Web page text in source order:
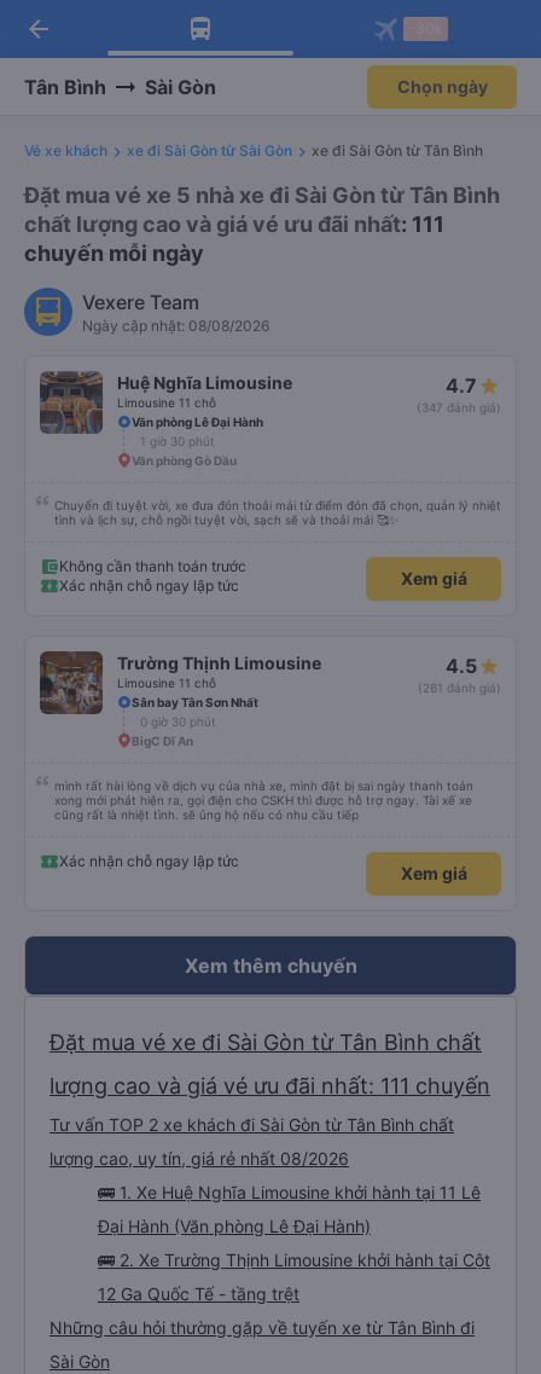
Tải app Vexere ngay!
Nhận ưu đãi thành viên độc
Mở app
Tải app Vexere
-30k/ghế khi đặt vé máy bay qua
Mở app
arrow_back
Tân Bình Sài Gòn Chọn ngày
Vé xe khách xe đi Sài Gòn từ Sài Gòn xe đi Sài Gòn từ Tân Bình
Đặt mua vé xe 5 nhà xe đi Sài Gòn từ Tân Bình
chất lượng cao và giá vé ưu đãi nhất: 111
chuyến mỗi ngày
Vexere Team
Ngày cập nhật: 08/08/2026
Huệ Nghĩa Limousine
Limousine 11 chỗ
4.7
(347 đánh giá)
Văn phòng Lê Đại Hành
1 giờ 30 phút
Văn phòng Gò Dầu
Chuyến đi tuyệt vời, xe đưa đón thoải mái từ điểm đón đã chọn, quản lý nhiệt
tình và lịch sự, chỗ ngồi tuyệt vời, sạch sẽ và thoải mái 🥰✨
Không cần thanh toán trước
Xác nhận chỗ ngay lập tức
Xem giá
Trường Thịnh Limousine
Limousine 11 chỗ
4.5
(261 đánh giá)
Sân bay Tân Sơn Nhất
0 giờ 30 phút
BigC Dĩ An
mình rất hài lòng về dịch vụ của nhà xe, mình đặt bị sai ngày thanh toán
xong mới phát hiện ra, gọi điện cho CSKH thì được hỗ trợ ngay. Tài xế xe
cũng rất là nhiệt tình. sẽ ủng hộ nếu có nhu cầu tiếp
Xác nhận chỗ ngay lập tức
Xem giá
Xem thêm chuyến
Đặt mua vé xe đi Sài Gòn từ Tân Bình chất
lượng cao và giá vé ưu đãi nhất: 111 chuyến
Tư vấn TOP 2 xe khách đi Sài Gòn từ Tân Bình chất
lượng cao, uy tín, giá rẻ nhất 08/2026
🚌 1. Xe Huệ Nghĩa Limousine khởi hành tại 11 Lê
Đại Hành (Văn phòng Lê Đại Hành)
🚌 2. Xe Trường Thịnh Limousine khởi hành tại Cột
12 Ga Quốc Tế - tầng trệt
Những câu hỏi thường gặp về tuyến xe từ Tân Bình đi
Sài Gòn